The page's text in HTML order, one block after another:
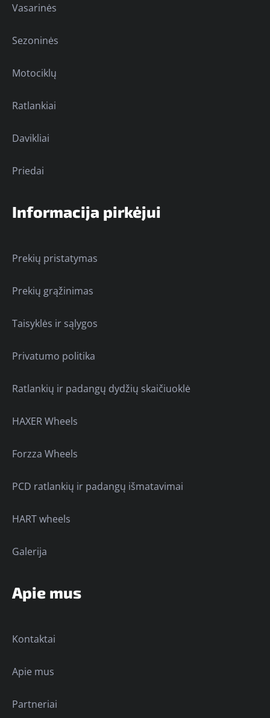
Vasarinės
Sezoninės
Motociklų
Ratlankiai
Davikliai
Priedai
Informacija pirkėjui
Prekių pristatymas
Prekių grąžinimas
Taisyklės ir sąlygos
Privatumo politika
Ratlankių ir padangų dydžių skaičiuoklė
HAXER Wheels
Forzza Wheels
PCD ratlankių ir padangų išmatavimai
HART wheels
Galerija
Apie mus
Kontaktai
Apie mus
Partneriai